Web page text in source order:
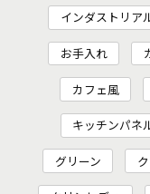
インダストリア
お手入れ
カフェ風
キッチンパネ
グリーン